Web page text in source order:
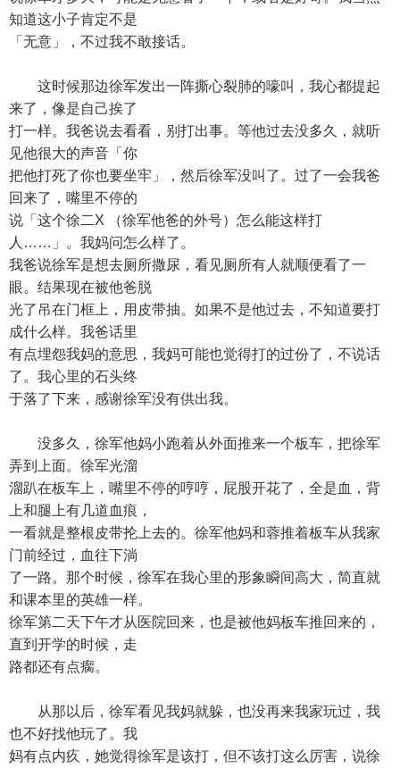
知道这小子肯定不是
「无意」，不过我不敢接话。
这时候那边徐军发出一阵撕心裂肺的嚎叫，我心都提起
来了，像是自己挨了
打一样。我爸说去看看，别打出事。等他过去没多久，就听
见他很大的声音「你
把他打死了你也要坐牢」，然后徐军没叫了。过了一会我爸
回来了，嘴里不停的
说「这个徐二X （徐军他爸的外号）怎么能这样打
人……」。我妈问怎么样了。
我爸说徐军是想去厕所撒尿，看见厕所有人就顺便看了一
眼。结果现在被他爸脱
光了吊在门框上，用皮带抽。如果不是他过去，不知道要打
成什么样。我爸话里
有点埋怨我妈的意思，我妈可能也觉得打的过份了，不说话
了。我心里的石头终
于落了下来，感谢徐军没有供出我。
没多久，徐军他妈小跑着从外面推来一个板车，把徐军
弄到上面。徐军光溜
溜趴在板车上，嘴里不停的哼哼，屁股开花了，全是血，背
上和腿上有几道血痕，
一看就是整根皮带抡上去的。徐军他妈和蓉推着板车从我家
门前经过，血往下淌
了一路。那个时候，徐军在我心里的形象瞬间高大，简直就
和课本里的英雄一样。
徐军第二天下午才从医院回来，也是被他妈板车推回来的，
直到开学的时候，走
路都还有点瘸。
从那以后，徐军看见我妈就躲，也没再来我家玩过，我
也不好找他玩了。我
妈有点内疚，她觉得徐军是该打，但不该打这么厉害，说徐